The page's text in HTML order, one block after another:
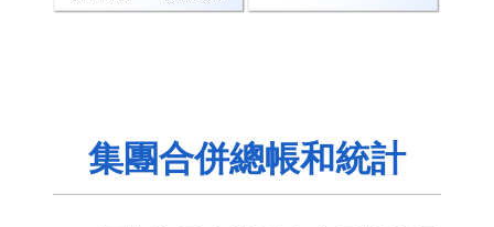
集團合併總帳和統計